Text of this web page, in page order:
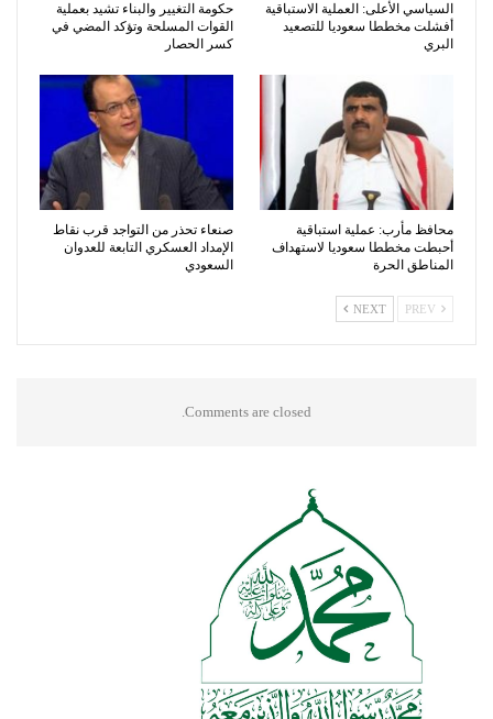
السياسي الأعلى: العملية الاستباقية
أفشلت مخططا سعوديا للتصعيد
البري
حكومة التغيير والبناء تشيد بعملية
القوات المسلحة وتؤكد المضي في
كسر الحصار
محافظ مأرب: عملية استباقية
أحبطت مخططا سعوديا لاستهداف
المناطق الحرة
صنعاء تحذر من التواجد قرب نقاط
الإمداد العسكري التابعة للعدوان
السعودي
NEXT
Comments are closed.